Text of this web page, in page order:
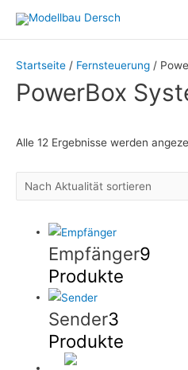
Inhalt
Startseite / Fernsteuerung /
PowerBox
Alle 12 Ergebnisse werden
Empfänger9
Produkte
Sender3
Produkte